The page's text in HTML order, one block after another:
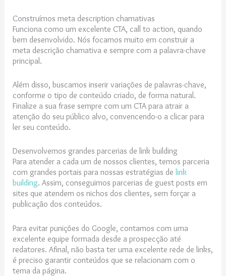
Construímos meta description chamativas
Funciona como um excelente CTA, call to action, quando
bem desenvolvido. Nós focamos muito em construir a
meta descrição chamativa e sempre com a palavra-chave
principal.
Além disso, buscamos inserir variações de palavras-chave,
conforme o tipo de conteúdo criado, de forma natural.
Finalize a sua frase sempre com um CTA para atrair a
atenção do seu público alvo, convencendo-o a clicar para
ler seu conteúdo.
Desenvolvemos grandes parcerias de link building
Para atender a cada um de nossos clientes, temos parceria
com grandes portais para nossas estratégias delink
building. Assim, conseguimos parcerias de guest posts em
sites que atendem os nichos dos clientes, sem forçar a
publicação dos conteúdos.
Para evitar punições do Google, contamos com uma
excelente equipe formada desde a prospecção até
redatores. Afinal, não basta ter uma excelente rede de links,
é preciso garantir conteúdos que se relacionam com o
tema da página.